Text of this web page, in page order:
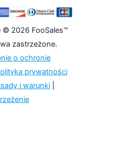
© 2026 FooSales™
zastrzeżone.
o ochronie
prywatności
i warunki